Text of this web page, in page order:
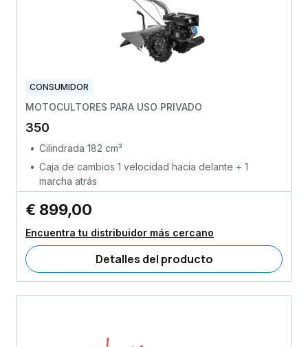
CONSUMIDOR
MOTOCULTORES PARA USO PRIVADO
350
Cilindrada 182 cm³
Caja de cambios 1 velocidad hacia delante + 1
marcha atrás
€ 899,00
Encuentra tu distribuidor más cercano
Detalles del producto